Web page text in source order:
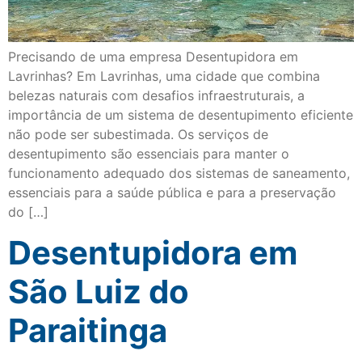
Precisando de uma empresa Desentupidora em
Lavrinhas? Em Lavrinhas, uma cidade que combina
belezas naturais com desafios infraestruturais, a
importância de um sistema de desentupimento eficiente
não pode ser subestimada. Os serviços de
desentupimento são essenciais para manter o
funcionamento adequado dos sistemas de saneamento,
essenciais para a saúde pública e para a preservação
do […]
Desentupidora em
São Luiz do
Paraitinga